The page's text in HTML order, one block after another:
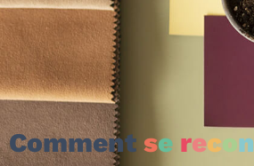
Comment se recon